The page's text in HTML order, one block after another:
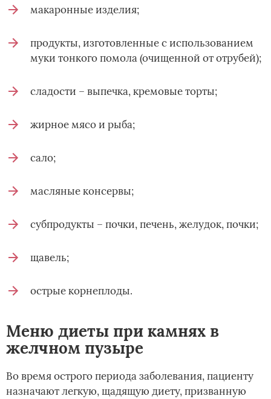
макаронные изделия;
продукты, изготовленные с использованием
муки тонкого помола (очищенной от отрубей);
сладости – выпечка, кремовые торты;
жирное мясо и рыба;
сало;
масляные консервы;
субпродукты – почки, печень, желудок, почки;
щавель;
острые корнеплоды.
Меню диеты при камнях в
желчном пузыре
Во время острого периода заболевания, пациенту
назначают легкую, щадящую диету, призванную